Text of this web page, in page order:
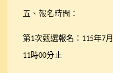
五、報名時間：
第1次甄選報名： 115年7月
11時00分止